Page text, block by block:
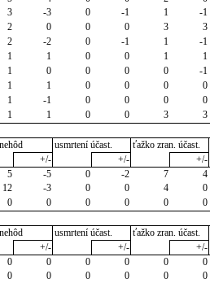
3 -3 0 -1 1 -1
2 0 0 0 3 3
2 -2 0 -1 1 -1
1 1 0 0 1 1
1 0 0 0 0 -1
1 1 0 0 0 0
1 -1 0 0 0 0
1 1 0 0 3 3
usmrtení účast. ťažko zran. účast.
+/-
+/- +/-
5 -5 0 -2 7 4
12 -3 0 0 4 0
0 0 0 0 0 0
usmrtení účast. ťažko zran. účast.
+/-
+/- +/-
0 0 0 0 0 0
0 0 0 0 0 0